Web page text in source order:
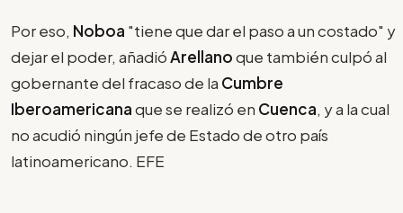
Por eso, Noboa "tiene que dar el paso a un costado" y
dejar el poder, añadióArellanoque también culpó al
gobernante del fracaso de la Cumbre
Iberoamericanaque se realizó en Cuenca, y a la cual
no acudió ningún jefe de Estado de otro país
latinoamericano. EFE